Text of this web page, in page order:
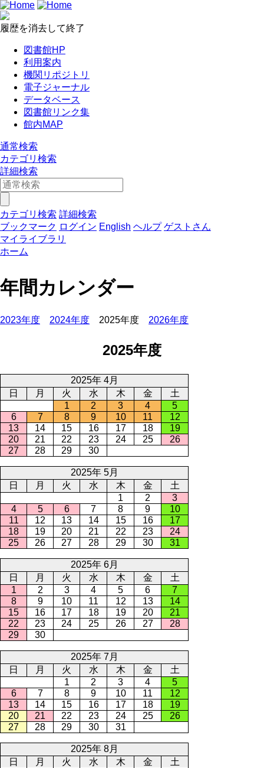
履歴を消去して終了
図書館HP
利用案内
機関リポジトリ
電子ジャーナル
データベース
図書館リンク集
館内MAP
通常検索
カテゴリ検索
詳細検索
カテゴリ検索 詳細検索
ブックマーク ログイン English ヘルプ ゲストさん
マイライブラリ
ホーム
年間カレンダー
2023年度 2024年度 2025年度 2026年度
2025年度
2025年 4月
日
月 火 水 木 金
土
1
2 3 4
5
6
7 8 9 10 11
12
13
14 15 16 17 18
19
20
21 22 23 24 25
26
27
28 29 30
2025年 5月
日
月 火 水 木 金
土
1
2
3
4
5 6 7 8 9
10
11
12 13 14 15 16
17
18
19 20 21 22 23
24
25
26 27 28 29 30 31
2025年 6月
日
月 火 水 木 金
土
1
2 3 4 5 6
7
8
9 10 11 12 13
14
15
16 17 18 19 20
21
22
23 24 25 26 27
28
29
30
2025年 7月
日
月 火 水 木 金
土
1
2 3 4
5
6
7 8 9 10 11
12
13
14 15 16 17 18
19
20
21 22 23 24 25
26
27
28 29 30 31
2025年 8月
日
月 火 水 木 金
土